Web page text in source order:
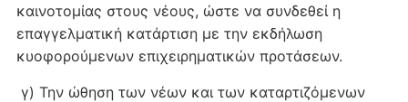
καινοτομίας στους νέους, ώστε να συνδεθεί η
επαγγελματική κατάρτιση με την εκδήλωση
κυοφορούμενων επιχειρηματικών προτάσεων.
γ) Την ώθηση των νέων και των καταρτιζόμενων